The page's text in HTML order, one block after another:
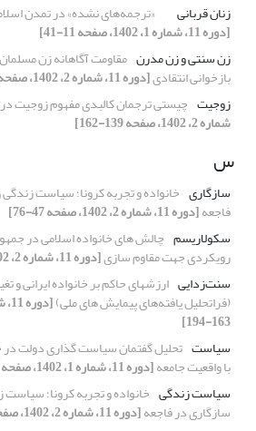
زنان قربانی «ترجمه‌های نشده» در تمدن
[دوره 11، شماره 1، 1402، صفحه 11-41]
زن سنتی و زن مدرن مقاومت آگاهانه زن
بازخوانی انتقادی[دوره 11، شماره 2، 1402، صفحه 11-45]
زوجیت چیستی ترجمان کالبدی مفهوم زوجیت
شماره 2، 1402، صفحه 139-162]
س
سازگاری خانواده و تجربه کرونا؛ سیاست
فاجعه[دوره 11، شماره 2، 1402، صفحه 47-76]
سکولاریسم چالش های خانواده اسلامی در
رویکردی جهت مقاوم سازی[دوره 11، شماره 2، 1402، صفحه 109-137]
سنت‌زدایی
(فراتحلیل یافته‌های پیمایش های ملی)
163-194]
سیاست تحلیل گفتمان سیاست گذاری دولت در
با واقعیت جامعه[دوره 11، شماره 1، 1402، صفحه 167-191]
سیاست زندگی خانواده و تجربه کرونا؛
سازگاری در فاجعه[دوره 11، شماره 2، 1402، صفحه 47-76]